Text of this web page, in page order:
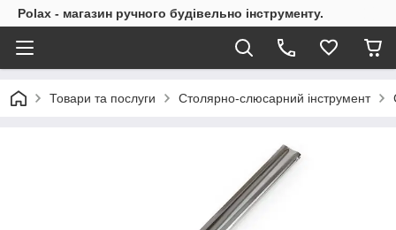
Polax - магазин ручного будівельно інструменту.
Товари та послуги Столярно-слюсарний інструмент